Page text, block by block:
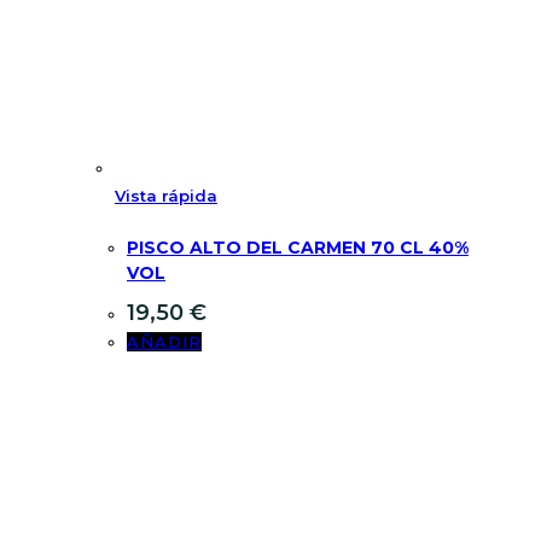
Vista rápida
PISCO ALTO DEL CARMEN 70 CL 40%
VOL
19,50 €
AÑADIR